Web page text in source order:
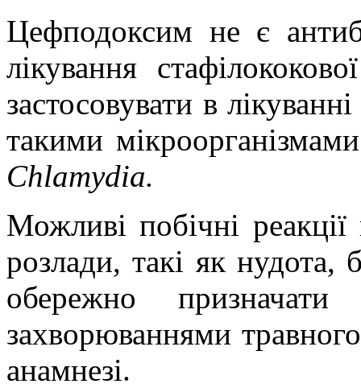
Цефподоксим не є
лікування
застосовувати в
такими
Chlamydia.
Можливі побічні
розлади, такі як нудота,
обережно призначати
захворюваннями
анамнезі.